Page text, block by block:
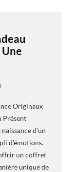
Originaux
Présent
d’un
d’émotions.
un coffret
unique de